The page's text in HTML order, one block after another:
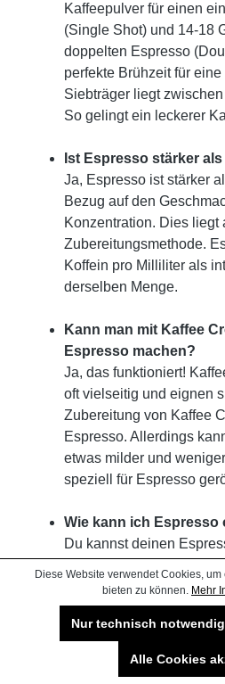
Kaffeepulver für einen
(Single Shot) und 14-18
doppelten Espresso
perfekte Brühzeit für
Siebträger liegt
So gelingt ein leckerer
Ist Espresso stärker
Ja, Espresso ist stärker
Bezug auf den
Konzentration. Dies liegt
Zubereitungsmethode.
Koffein pro Milliliter als
derselben Menge.
Kann man mit Kaffee
Espresso machen?
Ja, das funktioniert!
oft vielseitig und eignen
Zubereitung von Kaffee
Espresso. Allerdings
etwas milder und
speziell für Espresso
Wie kann ich Espresso
Du kannst deinen
findest du hochwertigen
Geschmack.
Diese Website verwendet Cookies,
bieten zu können. Mehr
Nur technisch
Alle Cookies